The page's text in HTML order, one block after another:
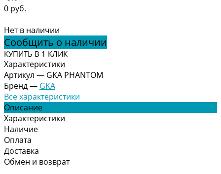
0 руб.
Нет в наличии
Сообщить о наличии
КУПИТЬ В 1 КЛИК
Характеристики
Артикул — GKA PHANTOM
Бренд— GKA
Все характеристики
Описание
Характеристики
Наличие
Оплата
Доставка
Обмен и возврат